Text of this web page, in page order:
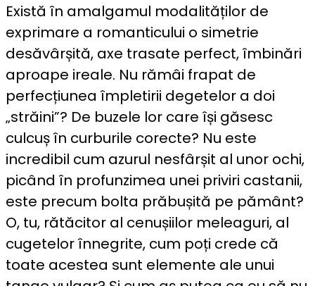
Există în amalgamul modalităților de
exprimare a romanticului o simetrie
desăvârșită, axe trasate perfect, îmbinări
aproape ireale. Nu rămâi frapat de
perfecțiunea împletirii degetelor a doi
„străini”? De buzele lor care își găsesc
culcuș în curburile corecte? Nu este
incredibil cum azurul nesfârșit al unor ochi,
picând în profunzimea unei priviri castanii,
este precum bolta prăbușită pe pământ?
O, tu, rătăcitor al cenușiilor meleaguri, al
cugetelor înnegrite, cum poți crede că
toate acestea sunt elemente ale unui